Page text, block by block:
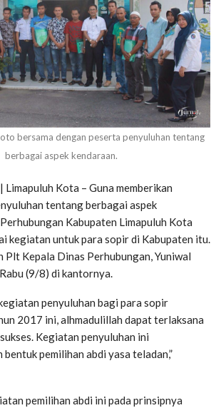
bersama dengan peserta penyuluhan tentang
berbagai aspek kendaraan.
Limapuluh Kota – Guna memberikan
tentang berbagai aspek
Kabupaten Limapuluh Kota
kegiatan untuk para sopir di Kabupaten itu.
Plt Kepala Dinas Perhubungan, Yuniwal
(9/8) di kantornya.
penyuluhan bagi para sopir
2017 ini, alhmadulillah dapat terlaksana
Kegiatan penyuluhan ini
bentuk pemilihan abdi yasa teladan,”
pemilihan abdi ini pada prinsipnya